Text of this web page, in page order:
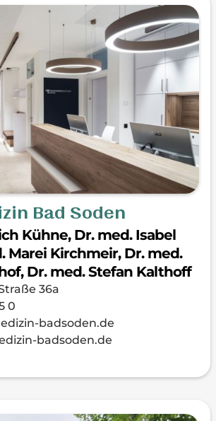
Bad Soden
Kühne, Dr. med. Isabel
Marei Kirchmeir, Dr. med.
Dr. med. Stefan Kalthoff
36a
0
badsoden.de
badsoden.de